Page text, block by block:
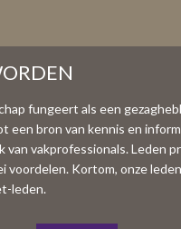
fungeert als een
een bron van kennis en
vakprofessionals. Leden
voordelen. Kortom, onze
leden.